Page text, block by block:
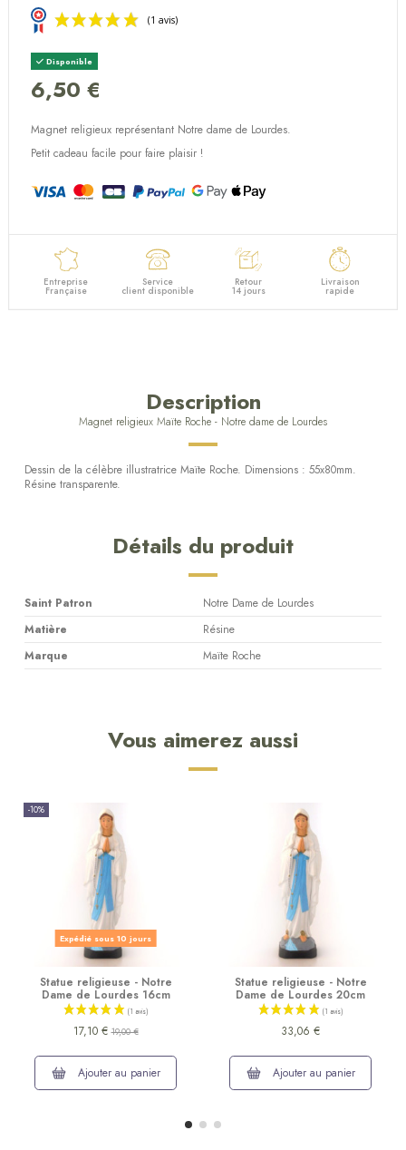
(1 avis)
Disponible
6,50 €
Magnet religieux représentant Notre dame de Lourdes.
Petit cadeau facile pour faire plaisir !
Entreprise
Française
Service
client disponible
Retour
14 jours
Livraison
rapide
Description
Magnet religieux Maïte Roche - Notre dame de Lourdes
Dessin de la célèbre illustratrice Maïte Roche. Dimensions : 55x80mm.
Résine transparente.
Détails du produit
Saint Patron
Notre Dame de Lourdes
Matière
Résine
Marque
Maïte Roche
Vous aimerez aussi
-10%
Expédié sous 10 jours
Statue religieuse - Notre
Dame de Lourdes 16cm
17,10 €19,00 €
Ajouter au panier
Statue religieuse - Notre
Dame de Lourdes 20cm
33,06 €
Ajouter au panier